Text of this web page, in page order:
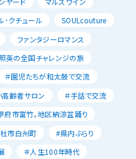
･クチュール
SOULcouture
ファンタジーロマンス
照英の全国チャレンジの旅
＃園児たちが和太鼓で交流
高齢者サロン
＃手話で交流
府市富竹，地区納涼盆踊り
市白州町
#県内ぶらり
＃人生100年時代